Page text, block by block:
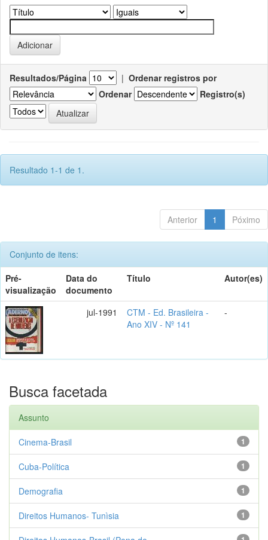
Resultados/Página | Ordenar registros por
Ordenar
Registro(s)
Resultado 1-1 de 1.
Anterior 1 Póximo
Conjunto de itens:
Pré-
visualização
Data do
documento
Título Autor(es)
jul-1991
CTM - Ed. Brasileira -
Ano XIV - Nº 141
-
Busca facetada
Assunto
1
Cinema-Brasil
1
Cuba-Política
1
Demografia
1
Direitos Humanos- Tunìsia